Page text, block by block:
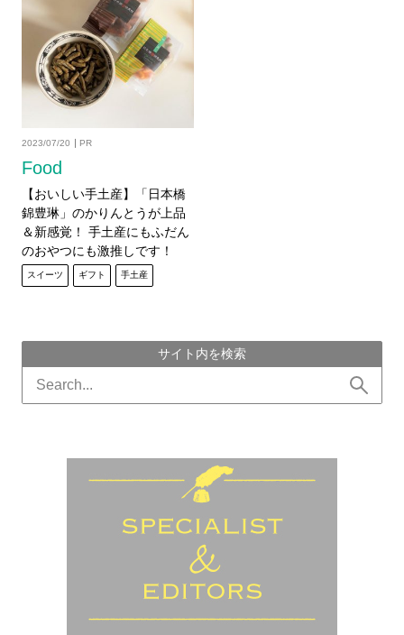
Food
2023/07/20 PR
【おいしい手土産】「日本橋
錦豊琳」のかりんとうが上品
＆新感覚！ 手土産にもふだん
のおやつにも激推しです！
スイーツ ギフト 手土産
サイト内を検索